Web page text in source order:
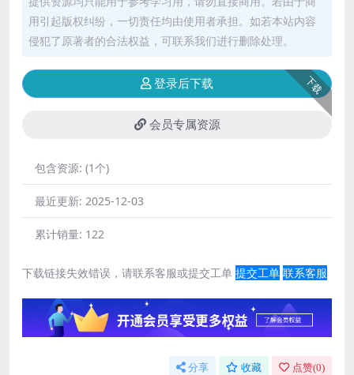
用引起版权纠纷，一切责任均由使用者承担。如若本站内容
侵犯了原著者的合法权益，可联系我们进行删除处理。
下载
登录后下载
会员专属资源
包含资源: (1个)
最近更新: 2025-12-03
累计销量: 122
下载链接失效错误，请联系客服或提交工单 提交工单 联系客服
分享 收藏 点赞(0)